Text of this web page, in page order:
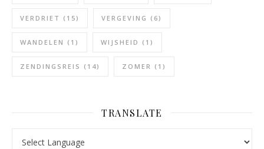
VERDRIET (15) VERGEVING (6)
WANDELEN (1) WIJSHEID (1)
ZENDINGSREIS (14) ZOMER (1)
TRANSLATE